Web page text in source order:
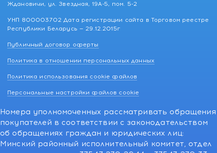
Ждановичи, ул. Звездная, 19А-5, пом. 5-2
УНП 800003702 Дата регистрации сайта в Торговом реестре
Республики Беларусь — 29.12.2015г
Публичный договор оферты
Политика в отношении персональных данных
Политика использования cookie файлов
Персональные настройки файлов cookie
Номера уполномоченных рассматривать обращения
покупателей в соответствии с законодательством
об обращениях граждан и юридических лиц:
Минский районный исполнительный комитет, отдел